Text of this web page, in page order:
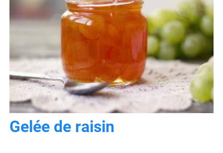
Gelée de raisin